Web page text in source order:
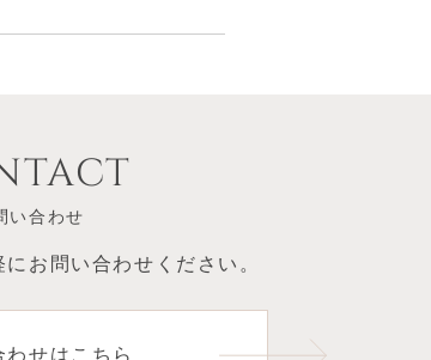
い合わせ
にお問い合わせください。
わせはこちら